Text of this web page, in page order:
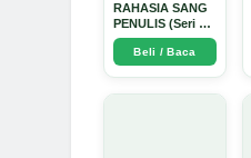
RAHASIA SANG
PENULIS (Seri 1)
- Arda Dinata
Beli / Baca